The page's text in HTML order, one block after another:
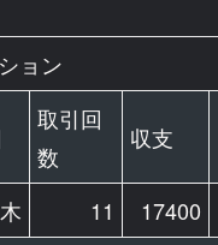
ョン
取引回
数
収支
木 11 17400